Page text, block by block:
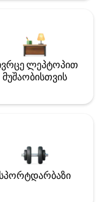
ლეპტოპით
მუშაობისთვის
სპორტდარბაზი